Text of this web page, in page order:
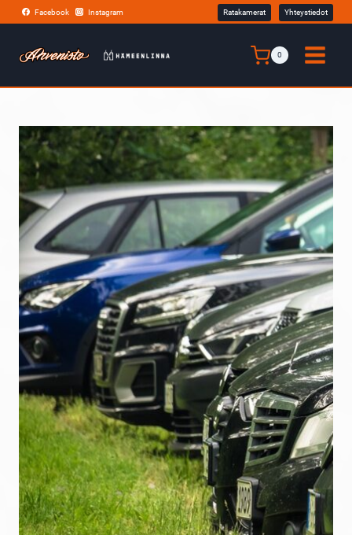
Siirry
sisältöön
Facebook Instagram Ratakamerat Yhteystiedot
0